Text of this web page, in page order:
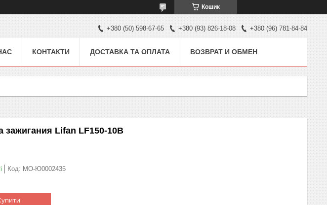
Кошик
+380 (50) 598-67-65 +380 (93) 826-18-08 +380 (96) 781-84-84
КОНТАКТИ ДОСТАВКА ТА ОПЛАТА ВОЗВРАТ И ОБМЕН
зажигания Lifan LF150-10B
Код: MO-Ю0002435